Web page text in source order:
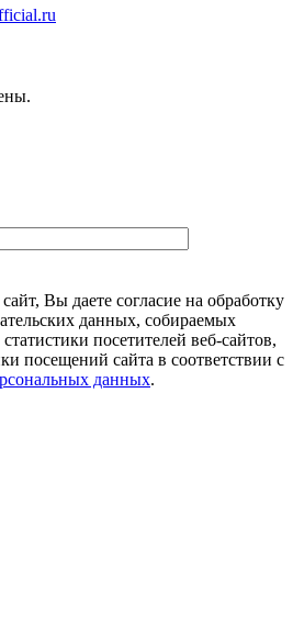
Вы даете согласие на обработку
данных, собираемых
посетителей веб-сайтов,
посещений сайта в соответствии с
данных.